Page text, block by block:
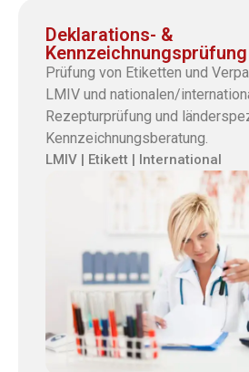
Deklarations- &
Kennzeichnungsprüfung
Prüfung von Etiketten und
LMIV und nationalen/
Rezepturprüfung und
Kennzeichnungsberatung.
LMIV | Etikett | International